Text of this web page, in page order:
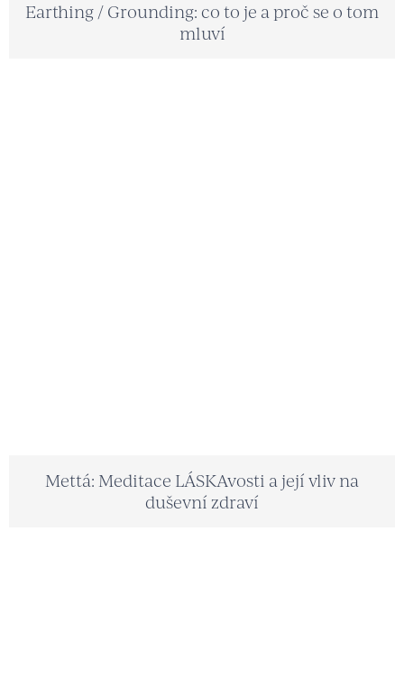
Earthing / Grounding: co to je a proč se o tom
mluví
Mettá: Meditace LÁSKAvosti a její vliv na
duševní zdraví